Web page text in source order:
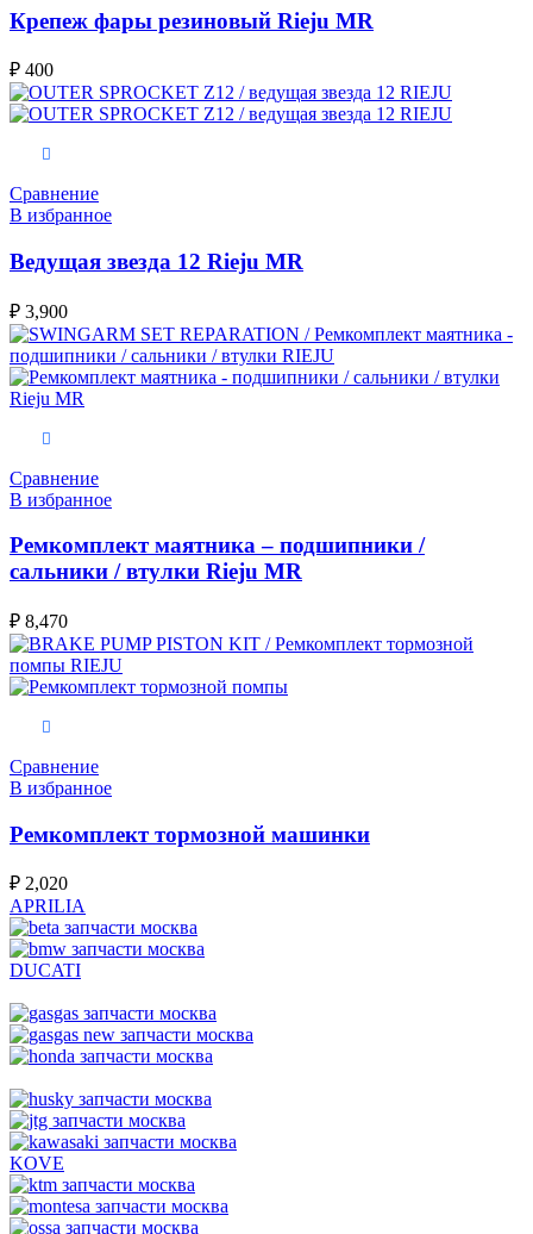
Крепеж фары резиновый Rieju MR
₽ 400
Сравнение
В избранное
Ведущая звезда 12 Rieju MR
₽ 3,900
Сравнение
В избранное
Ремкомплект маятника – подшипники /
сальники / втулки Rieju MR
₽ 8,470
Сравнение
В избранное
Ремкомплект тормозной машинки
₽ 2,020
APRILIA
DUCATI
KOVE